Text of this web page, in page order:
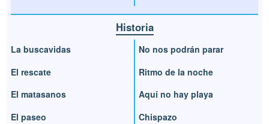
Historia
La buscavidas
El rescate
El matasanos
El paseo
No nos podrán parar
Ritmo de la noche
Aquí no hay playa
Chispazo